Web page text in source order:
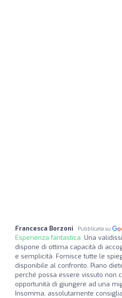
Francesca Borzoni Pubblicata su
Esperienza fantastica: Una
dispone di ottima capacità di
e semplicità. Fornisce tutte le
disponibile al confronto. Piano
perché possa essere vissuto non
opportunità di giungere ad una
Insomma, assolutamente